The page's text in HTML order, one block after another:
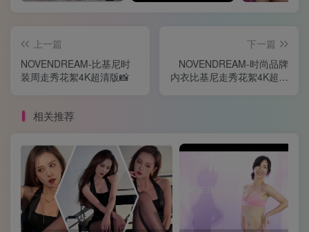
上一篇
NOVENDREAM-比基尼时
装周走秀花絮4K超清版📸
下一篇
NOVENDREAM-时尚品牌
内衣比基尼走秀花絮4K超清
相关推荐